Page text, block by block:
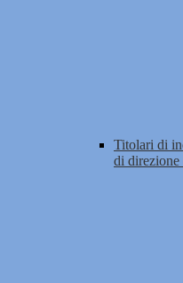
Titolari di
di